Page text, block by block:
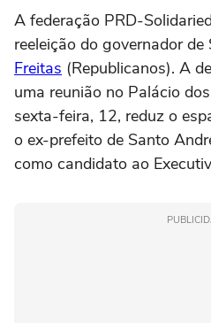
A federação PRD-
reeleição do governador de
Freitas (Republicanos). A
uma reunião no Palácio
sexta-feira, 12, reduz o
o ex-prefeito de Santo
como candidato ao